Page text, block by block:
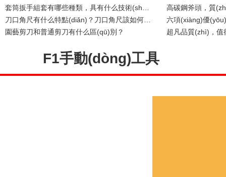
園藝剪刀和普通剪刀有什么區(qū)別？
F1手動(dòng)工具